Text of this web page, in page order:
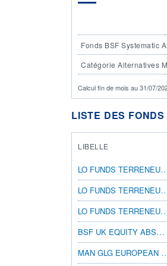
Fonds BSF Systematic
Catégorie Alternatives
Calcul fin de mois au 31/07/
LISTE DES
LIBELLE
LO FUNDS
LO FUNDS
LO FUNDS
BSF UK EQUITY ABSOLUTE RETURN I2 JPY H
MAN GLG EUROPEAN